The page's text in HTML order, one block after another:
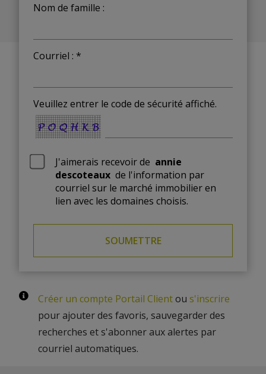
Nom de famille :
Courriel : *
Veuillez entrer le code de sécurité affiché.
J'aimerais recevoir de annie
descoteaux de l'information par
courriel sur le marché immobilier en
lien avec les domaines choisis.
Créer un compte Portail Clientou s'inscrire
pour ajouter des favoris, sauvegarder des
recherches et s'abonner aux alertes par
courriel automatiques.